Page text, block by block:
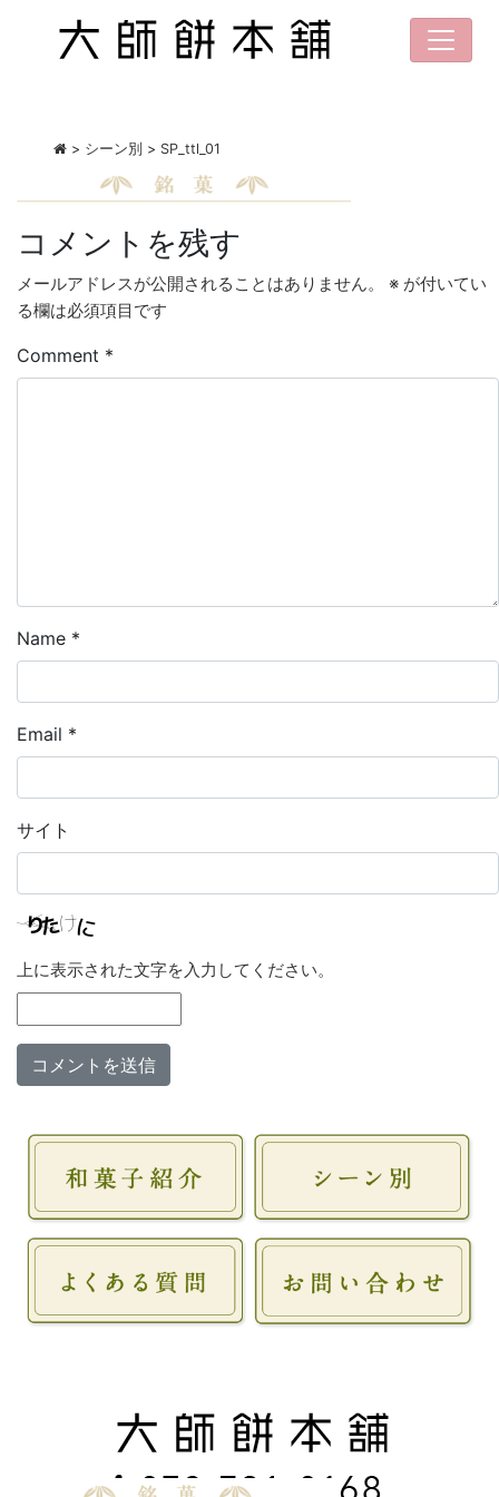
> シーン別 > SP_ttl_01
コメントを残す
メールアドレスが公開されることはありません。 ※ が付いてい
る欄は必須項目です
Comment *
Name *
Email *
サイト
上に表示された文字を入力してください。